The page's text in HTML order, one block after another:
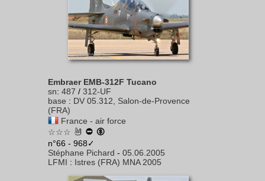
Embraer EMB-312F Tucano
sn: 487 / 312-UF
base : DV 05.312, Salon-de-Provence
(FRA)
France - air force
☆☆☆
n°66 - 968✓
Stéphane Pichard - 05.06.2005
LFMI : Istres (FRA) MNA 2005